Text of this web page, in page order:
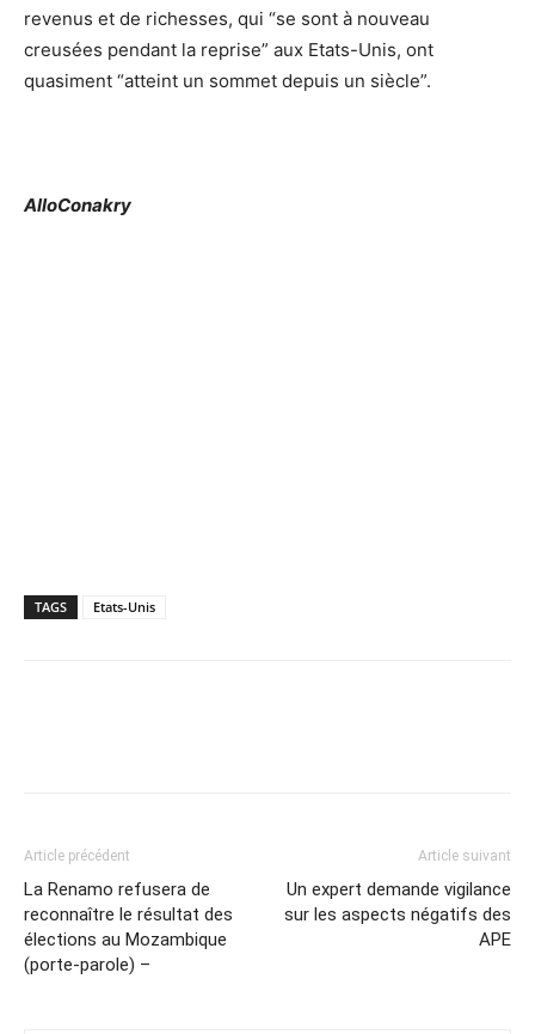
revenus et de richesses, qui “se sont à nouveau
creusées pendant la reprise” aux Etats-Unis, ont
quasiment “atteint un sommet depuis un siècle”.
AlloConakry
TAGS Etats-Unis
Article précédent
La Renamo refusera de
reconnaître le résultat des
élections au Mozambique
(porte-parole) –
Article suivant
Un expert demande vigilance
sur les aspects négatifs des
APE